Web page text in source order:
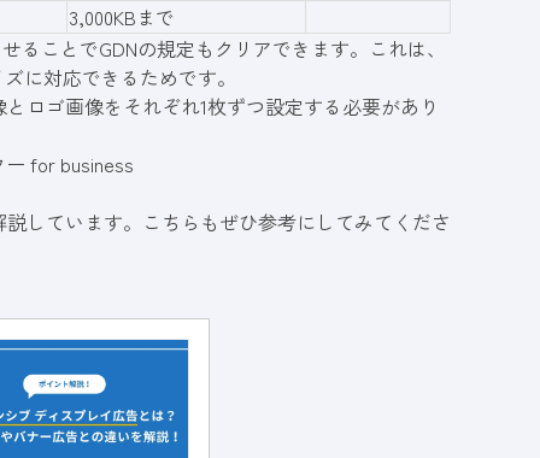
3,000KBまで
ることでGDNの規定もクリアできます。これは、
に対応できるためです。
ロゴ画像をそれぞれ1枚ずつ設定する必要があり
for business
しています。こちらもぜひ参考にしてみてくださ